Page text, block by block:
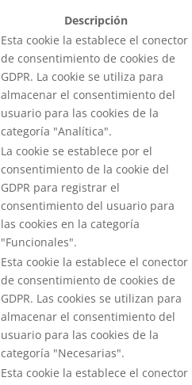
Descripción
Esta cookie la establece el conector
de consentimiento de cookies de
GDPR. La cookie se utiliza para
almacenar el consentimiento del
usuario para las cookies de la
categoría "Analítica".
La cookie se establece por el
consentimiento de la cookie del
GDPR para registrar el
consentimiento del usuario para
las cookies en la categoría
"Funcionales".
Esta cookie la establece el conector
de consentimiento de cookies de
GDPR. Las cookies se utilizan para
almacenar el consentimiento del
usuario para las cookies de la
categoría "Necesarias".
Esta cookie la establece el conector